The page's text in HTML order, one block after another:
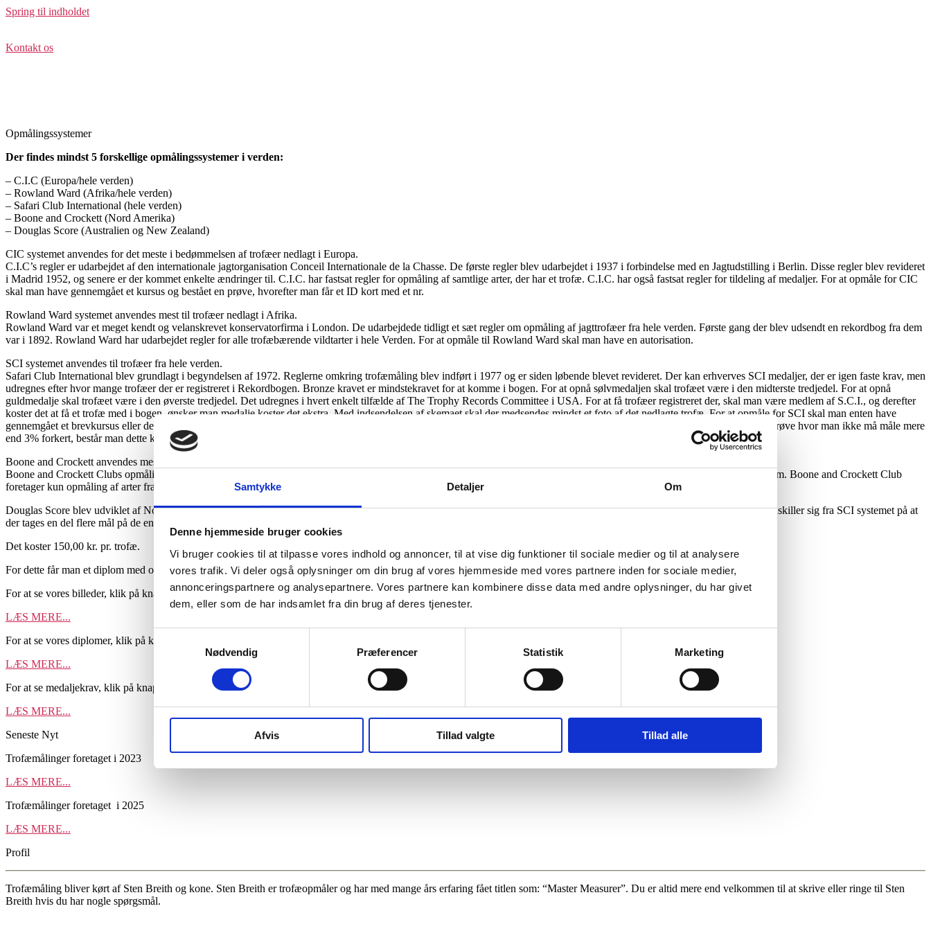
Samtykke Detaljer Om
Denne hjemmeside bruger cookies
Vi bruger cookies til at tilpasse vores indhold og annoncer, til at vise dig funktioner til sociale medier og til at analysere
vores trafik. Vi deler også oplysninger om din brug af vores hjemmeside med vores partnere inden for sociale medier,
annonceringspartnere og analysepartnere. Vores partnere kan kombinere disse data med andre oplysninger, du har givet
dem, eller som de har indsamlet fra din brug af deres tjenester.
Nødvendig
Præferencer Statistik Marketing
Afvis Tillad valgte Tillad alle
Spring til indholdet
Kontakt os
Opmålingssystemer
Der findes mindst 5 forskellige opmålingssystemer i verden:
– C.I.C (Europa/hele verden)
– Rowland Ward (Afrika/hele verden)
– Safari Club International (hele verden)
– Boone and Crockett (Nord Amerika)
– Douglas Score (Australien og New Zealand)
CIC systemet anvendes for det meste i bedømmelsen af trofæer nedlagt i Europa.
C.I.C’s regler er udarbejdet af den internationale jagtorganisation Conceil Internationale de la Chasse. De første regler blev udarbejdet i 1937 i forbindelse med en Jagtudstilling i Berlin. Disse regler blev revideret
i Madrid 1952, og senere er der kommet enkelte ændringer til. C.I.C. har fastsat regler for opmåling af samtlige arter, der har et trofæ. C.I.C. har også fastsat regler for tildeling af medaljer. For at opmåle for CIC
skal man have gennemgået et kursus og bestået en prøve, hvorefter man får et ID kort med et nr.
Rowland Ward systemet anvendes mest til trofæer nedlagt i Afrika.
Rowland Ward var et meget kendt og velanskrevet konservatorfirma i London. De udarbejdede tidligt et sæt regler om opmåling af jagttrofæer fra hele verden. Første gang der blev udsendt en rekordbog fra dem
var i 1892. Rowland Ward har udarbejdet regler for alle trofæbærende vildtarter i hele Verden. For at opmåle til Rowland Ward skal man have en autorisation.
SCI systemet anvendes til trofæer fra hele verden.
Safari Club International blev grundlagt i begyndelsen af 1972. Reglerne omkring trofæmåling blev indført i 1977 og er siden løbende blevet revideret. Der kan erhverves SCI medaljer, der er igen faste krav, men
udregnes efter hvor mange trofæer der er registreret i Rekordbogen. Bronze kravet er mindstekravet for at komme i bogen. For at opnå sølvmedaljen skal trofæet være i den midterste tredjedel. For at opnå
guldmedalje skal trofæet være i den øverste tredjedel. Det udregnes i hvert enkelt tilfælde af The Trophy Records Committee i USA. For at få trofæer registreret der, skal man være medlem af S.C.I., og derefter
koster det at få et trofæ med i bogen, ønsker man medalje koster det ekstra. Med indsendelsen af skemaet skal der medsendes mindst et foto af det nedlagte trofæ. For at opmåle for SCI skal man enten have
gennemgået et brevkursus eller deltaget i et 4 timers kursus, hvorefter man får en autorisation som SCI opmåler. Eller man kan deltage i et 3 dages kursus, som afsluttes med en prøve hvor man ikke må måle mere
end 3% forkert, består man dette kursus, er man Master Measurer med et ID kort og et nr. , og må derefter måle alle former for trofæer, også dem der går i top 10.
Boone and Crockett anvendes mest til trofæer fra Nordamerika.
Boone and Crockett Clubs opmålingsregler har eksisteret siden 1930, og den første rekordbog fra Boone and Crockett Club udkom i 1932, og er siden udkommet med mellemrum. Boone and Crockett Club
foretager kun opmåling af arter fra Nord Amerika, og disse regler anvendes ikke ret meget mere i Europa.
Douglas Score blev udviklet af Norman Douglas og taget officielt i brug i 1959, og anvendes som et meget anderkendt system til at bedømme trofæer fra South Pacific, og det adskiller sig fra SCI systemet på at
der tages en del flere mål på de enkelte trofæer.
Det koster 150,00 kr. pr. trofæ.
For dette får man et diplom med opmålingsresultaterne samt en plombe med points tallet på.
For at se vores billeder, klik på knappen
LÆS MERE...
For at se vores diplomer, klik på knappen
LÆS MERE...
For at se medaljekrav, klik på knappen
LÆS MERE...
Seneste Nyt
Trofæmålinger foretaget i 2023
LÆS MERE...
Trofæmålinger foretaget i 2025
LÆS MERE...
Profil
Trofæmåling bliver kørt af Sten Breith og kone. Sten Breith er trofæopmåler og har med mange års erfaring fået titlen som: “Master Measurer”. Du er altid mere end velkommen til at skrive eller ringe til Sten
Breith hvis du har nogle spørgsmål.